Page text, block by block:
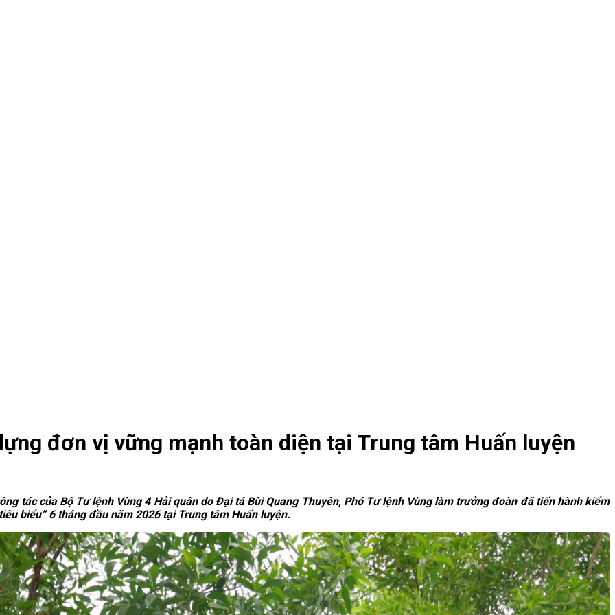
đơn vị vững mạnh toàn diện tại Trung tâm Huấn luyện
tác của Bộ Tư lệnh Vùng 4 Hải quân do Đại tá Bùi Quang Thuyên, Phó Tư lệnh Vùng làm trưởng đoàn đã tiến hành kiểm
biểu” 6 tháng đầu năm 2026 tại Trung tâm Huấn luyện.